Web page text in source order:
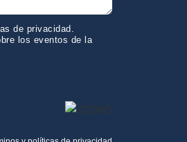
de privacidad.
los eventos de la